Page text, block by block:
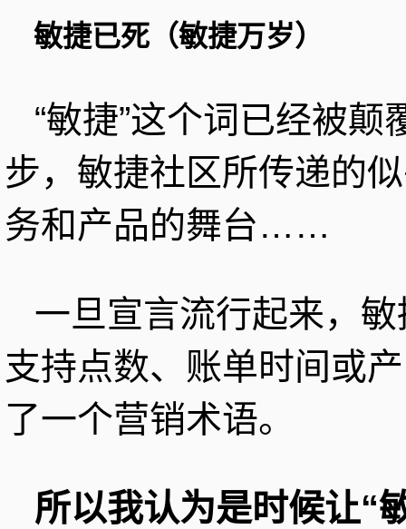
敏捷已死（敏捷万岁）
“敏捷”这个词已经被
步，敏捷社区所传递的
务和产品的舞台……
一旦宣言流行起来，
支持点数、账单时间或
了一个营销术语。
所以我认为是时候让“